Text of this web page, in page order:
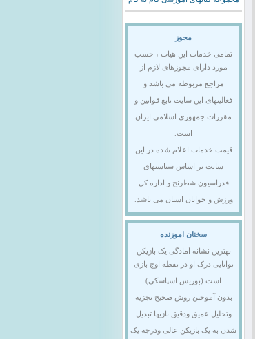
مجوز
تمامی خدمات این هیات ، حسب
مورد دارای مجوزهای لازم از
مراجع مربوطه می باشد و
فعالیتهای این سایت تابع قوانین و
مقررات جمهوری اسلامی ایران
است.
قیمت خدمات اعلام شده در این
سایت بر اساس سیاستهای
فدراسیون شطرنج و اداره کل
ورزش و جوانان استان می باشد.
سخنان اموزنده
بهترین نشانه آمادگی یک بازیکن
توانایی درک او در نقطه اوج بازی
است.(بوریس اسپاسکی)
بدون آموختن روش صحیح تجزیه
وتحلیل عمیق ودقیق بازیها تبدیل
شدن به یک بازیکن عالی ودرجه یک